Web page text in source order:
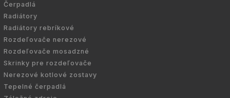
Čerpadlá
Radiátory
Radiátory rebríkové
Rozdeľovače nerezové
Rozdeľovače mosadzné
Skrinky pre rozdeľovače
Nerezové kotlové zostavy
Tepelné čerpadlá